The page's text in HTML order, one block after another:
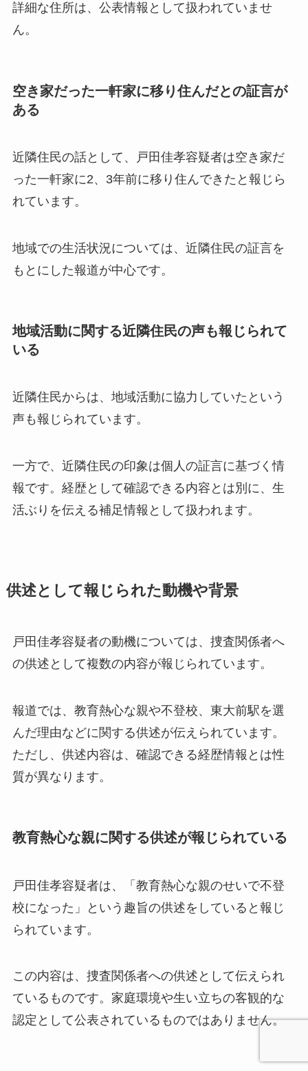
詳細な住所は、公表情報として扱われていませ
ん。
空き家だった一軒家に移り住んだとの証言が
ある
近隣住民の話として、戸田佳孝容疑者は空き家だ
った一軒家に2、3年前に移り住んできたと報じら
れています。
地域での生活状況については、近隣住民の証言を
もとにした報道が中心です。
地域活動に関する近隣住民の声も報じられて
いる
近隣住民からは、地域活動に協力していたという
声も報じられています。
一方で、近隣住民の印象は個人の証言に基づく情
報です。経歴として確認できる内容とは別に、生
活ぶりを伝える補足情報として扱われます。
供述として報じられた動機や背景
戸田佳孝容疑者の動機については、捜査関係者へ
の供述として複数の内容が報じられています。
報道では、教育熱心な親や不登校、東大前駅を選
んだ理由などに関する供述が伝えられています。
ただし、供述内容は、確認できる経歴情報とは性
質が異なります。
教育熱心な親に関する供述が報じられている
戸田佳孝容疑者は、「教育熱心な親のせいで不登
校になった」という趣旨の供述をしていると報じ
られています。
この内容は、捜査関係者への供述として伝えられ
ているものです。家庭環境や生い立ちの客観的な
認定として公表されているものではありません。